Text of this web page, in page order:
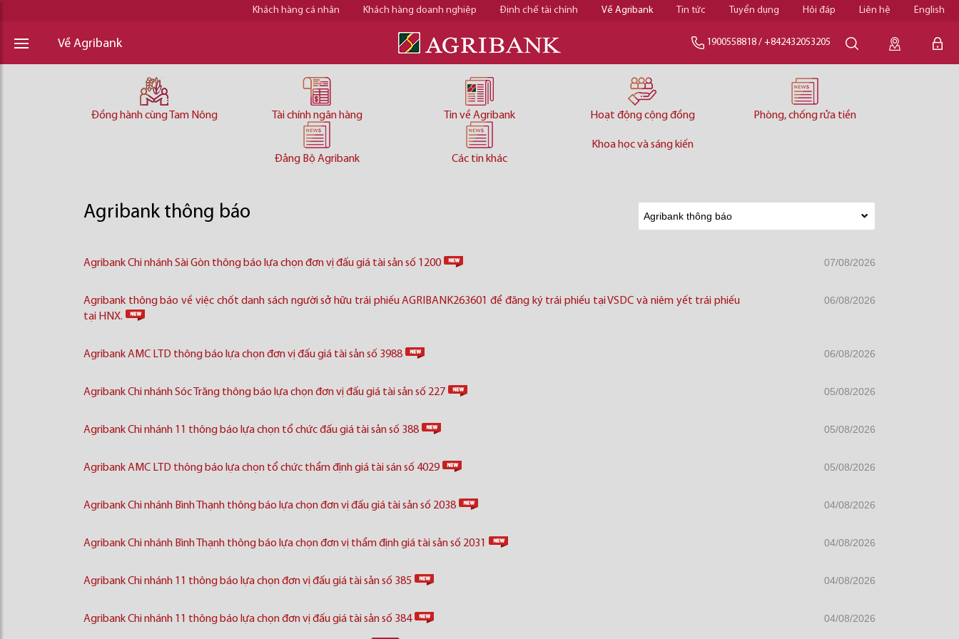
Khách hàng cá nhân Khách hàng doanh nghiệp Định chế tài chính Về Agribank Tin tức Tuyển dụng Hỏi đáp Liên hệ English
Về Agribank 1900558818 / +842432053205
Đồng hành cùng Tam Nông Tài chính ngân hàng Tin về Agribank Hoạt động cộng đồng Phòng, chống rửa tiền
Đảng Bộ Agribank Các tin khác
Khoa học và sáng kiến
Agribank thông báo
Agribank Chi nhánh Sài Gòn thông báo lựa chọn đơn vị đấu giá tài sản số 1200 07/08/2026
Agribank thông báo về việc chốt danh sách người sở hữu trái phiếu AGRIBANK263601 để đăng ký trái phiếu tại VSDC và niêm yết trái phiếu
tại HNX.
06/08/2026
Agribank AMC LTD thông báo lựa chọn đơn vị đấu giá tài sản số 3988 06/08/2026
Agribank Chi nhánh Sóc Trăng thông báo lựa chọn đơn vị đấu giá tài sản số 227 05/08/2026
Agribank Chi nhánh 11 thông báo lựa chọn tổ chức đấu giá tài sản số 388 05/08/2026
Agribank AMC LTD thông báo lựa chọn tổ chức thẩm định giá tài sán số 4029 05/08/2026
Agribank Chi nhánh Bình Thạnh thông báo lựa chọn đơn vị đấu giá tài sản số 2038 04/08/2026
Agribank Chi nhánh Bình Thạnh thông báo lựa chọn đơn vị thẩm định giá tài sản số 2031 04/08/2026
Agribank Chi nhánh 11 thông báo lựa chọn đơn vị đấu giá tài sản số 385 04/08/2026
Agribank Chi nhánh 11 thông báo lựa chọn đơn vị đấu giá tài sản số 384 04/08/2026